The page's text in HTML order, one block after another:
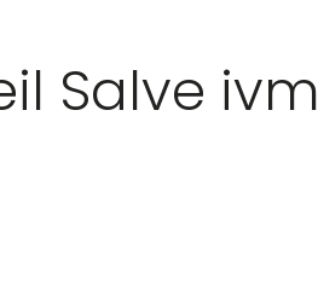
Salve ivm